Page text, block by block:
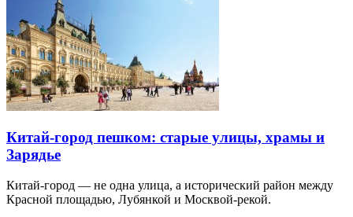
Китай-город пешком: старые улицы, храмы и
Зарядье
Китай-город — не одна улица, а исторический район между
Красной площадью, Лубянкой и Москвой-рекой.